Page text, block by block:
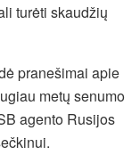
turėti skaudžių
pranešimai apie
metų senumo
agento Rusijos